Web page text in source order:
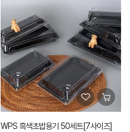
WPS 흑색초밥용기 50세트[7사이즈]